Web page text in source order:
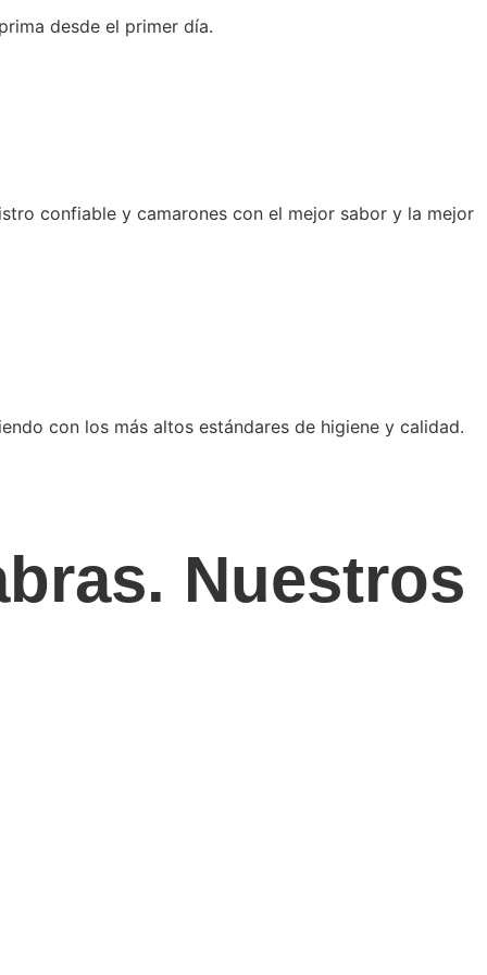
desde el primer día.
confiable y camarones con el mejor sabor y la mejor
con los más altos estándares de higiene y calidad.
Nuestros